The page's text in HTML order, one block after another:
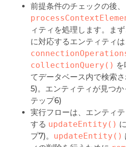
前提条件のチェックの後、
ィティを処理します。ま
に対応するエンティティは
collectionQuery()
てデータベース内で検索
5)。エンティティが見つ
テップ6)
実行フローは、エンティ
する updateEntity()
プ7)。 updateEntity()